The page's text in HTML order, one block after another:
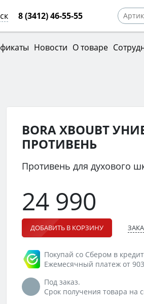
8 (3412) 46-55-55
Новости О товаре
BORA XBOUBT
ПРОТИВЕНЬ
Противень для духового
24 990
ДОБАВИТЬ В КОРЗИНУ
Покупай со Сбером в
Ежемесячный платеж от
Под заказ.
Срок получения товара на